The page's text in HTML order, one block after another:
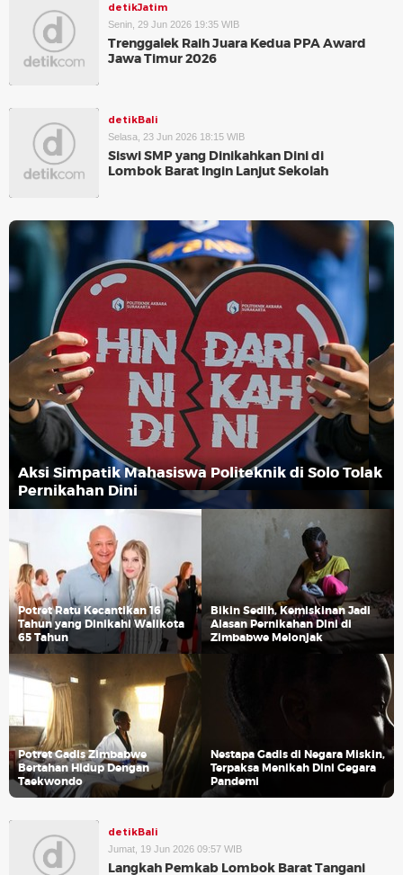
detikJatim
Senin, 29 Jun 2026 19:35 WIB
Trenggalek Raih Juara Kedua PPA Award
Jawa Timur 2026
detikBali
Selasa, 23 Jun 2026 18:15 WIB
Siswi SMP yang Dinikahkan Dini di
Lombok Barat Ingin Lanjut Sekolah
Aksi Simpatik Mahasiswa Politeknik di Solo Tolak
Pernikahan Dini
Potret Ratu Kecantikan 16
Tahun yang Dinikahi Walikota
65 Tahun
Bikin Sedih, Kemiskinan Jadi
Alasan Pernikahan Dini di
Zimbabwe Melonjak
Potret Gadis Zimbabwe
Bertahan Hidup Dengan
Taekwondo
Nestapa Gadis di Negara Miskin,
Terpaksa Menikah Dini Gegara
Pandemi
detikBali
Jumat, 19 Jun 2026 09:57 WIB
Langkah Pemkab Lombok Barat Tangani